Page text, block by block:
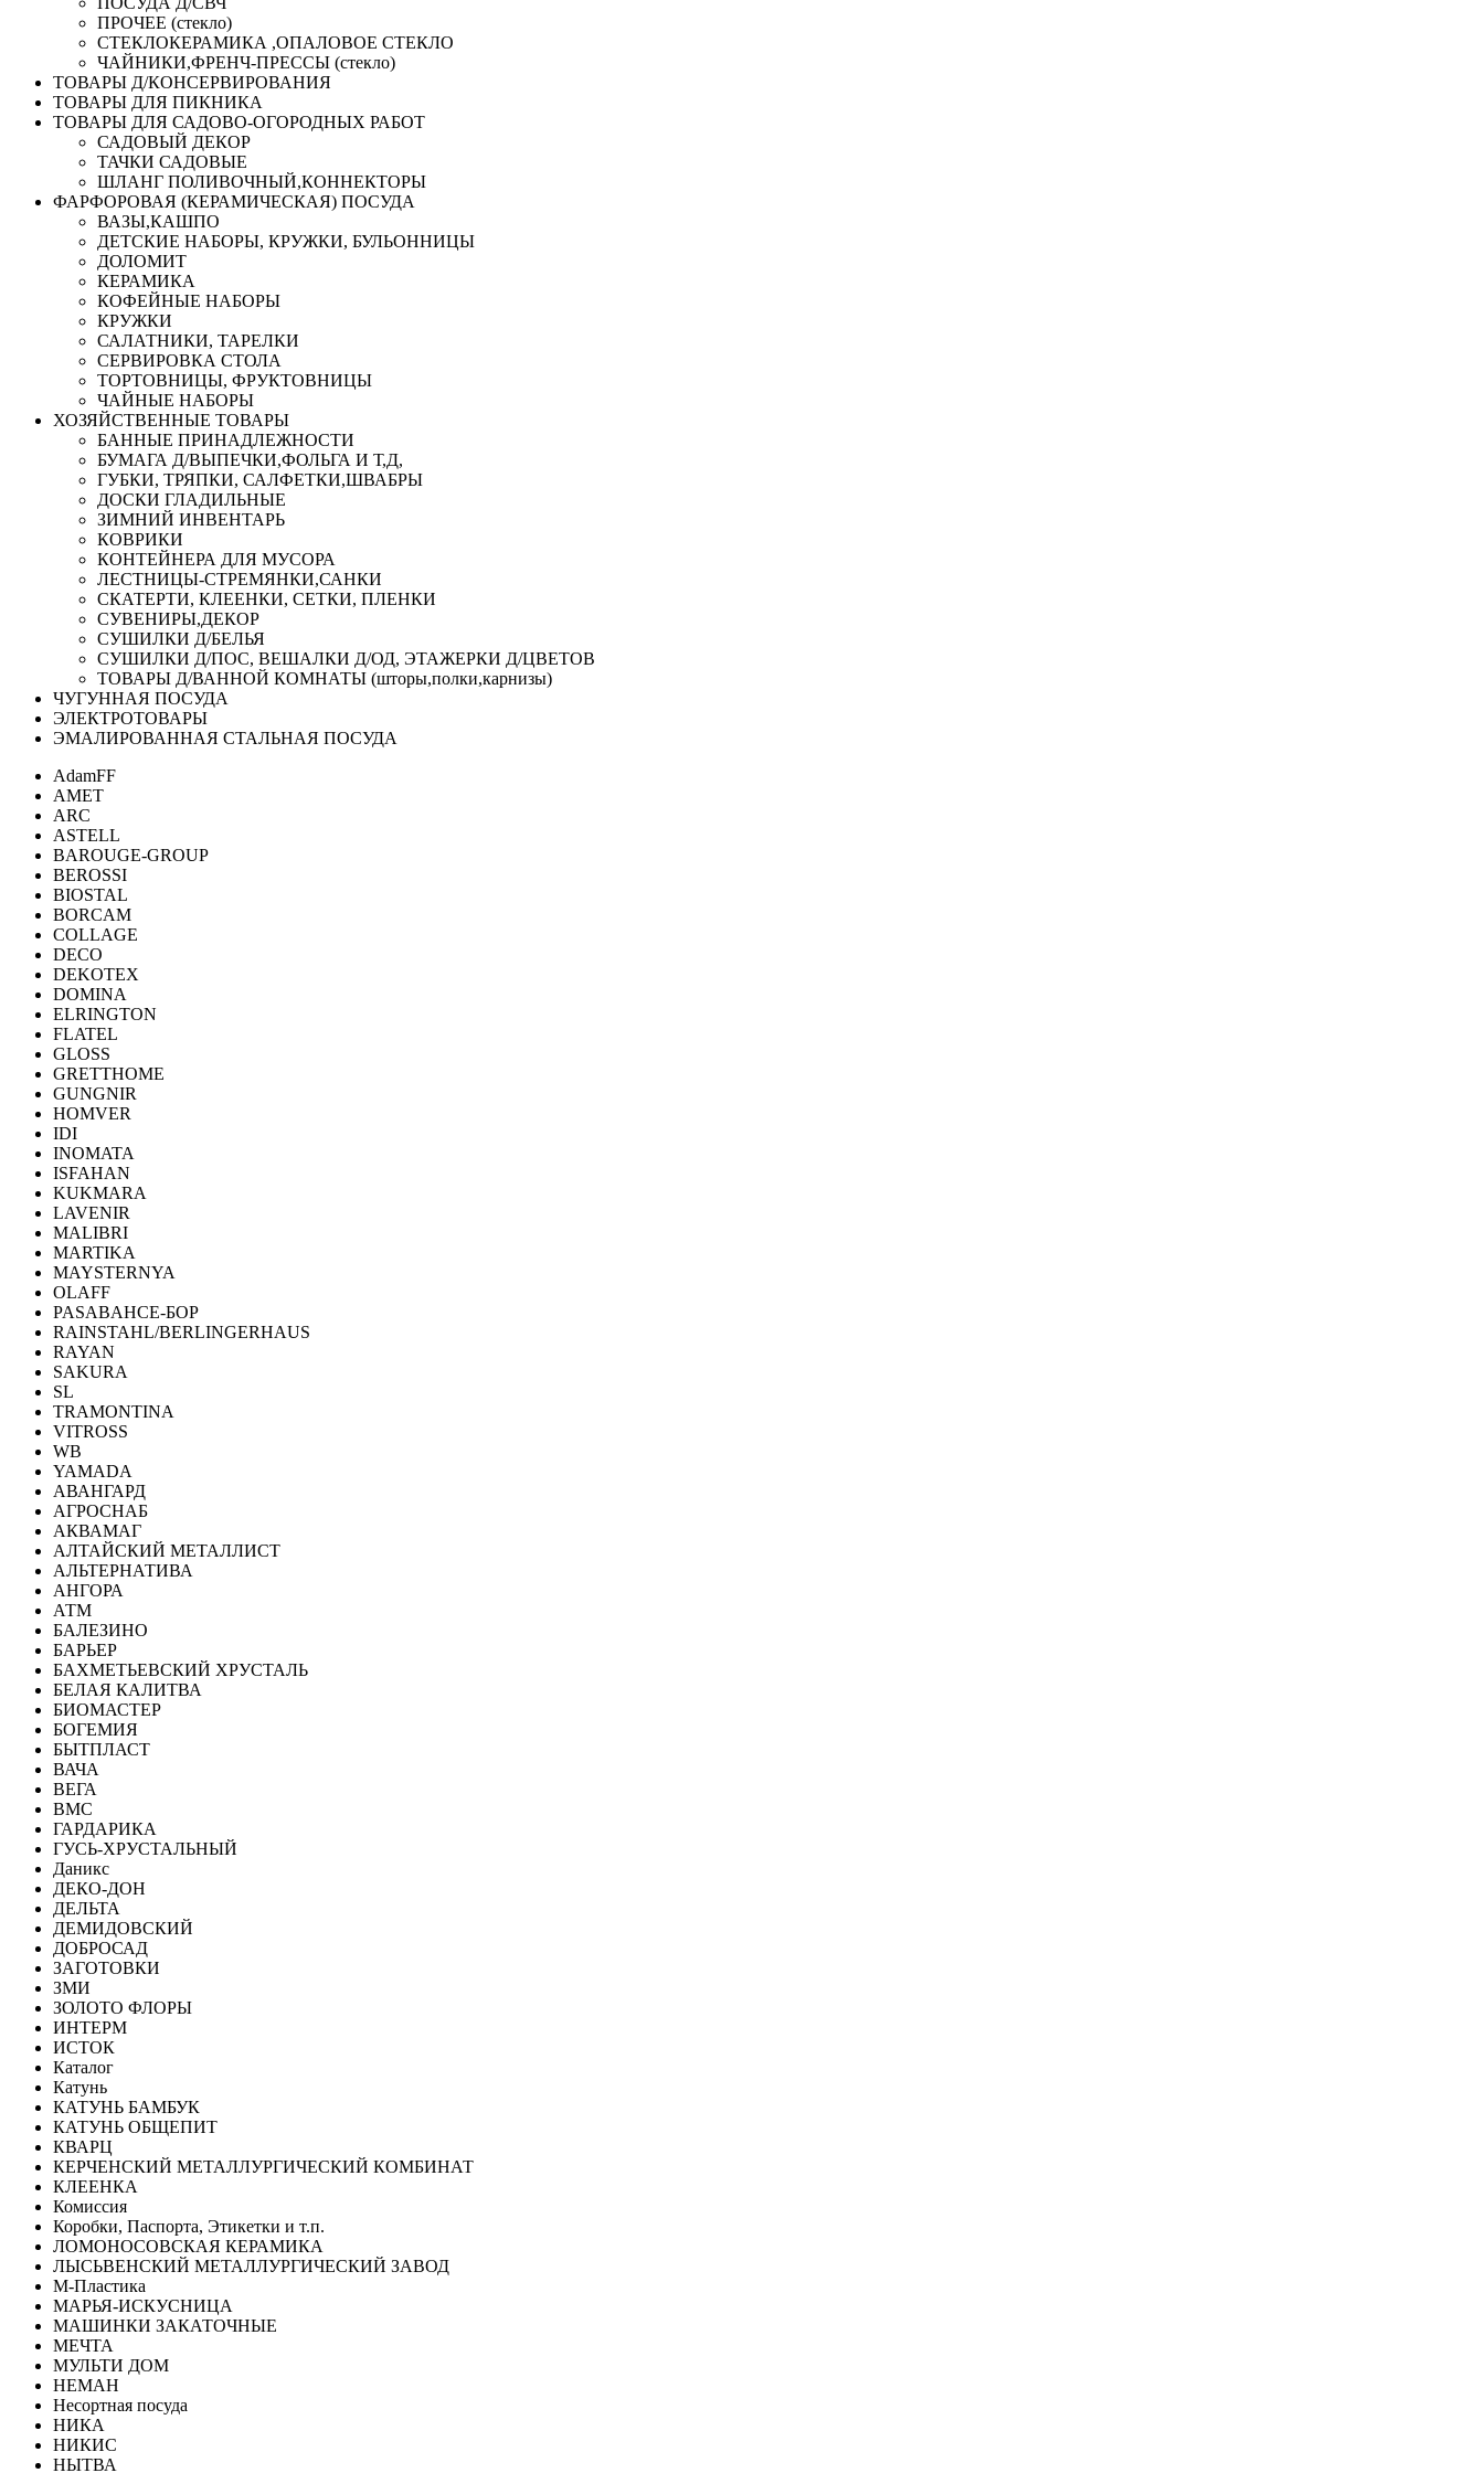
ПРОЧЕЕ (стекло)
СТЕКЛОКЕРАМИКА ,ОПАЛОВОЕ СТЕКЛО
ЧАЙНИКИ,ФРЕНЧ-ПРЕССЫ (стекло)
ТОВАРЫ Д/КОНСЕРВИРОВАНИЯ
ТОВАРЫ ДЛЯ ПИКНИКА
ТОВАРЫ ДЛЯ САДОВО-ОГОРОДНЫХ РАБОТ
САДОВЫЙ ДЕКОР
ТАЧКИ САДОВЫЕ
ШЛАНГ ПОЛИВОЧНЫЙ,КОННЕКТОРЫ
ФАРФОРОВАЯ (КЕРАМИЧЕСКАЯ) ПОСУДА
ВАЗЫ,КАШПО
ДЕТСКИЕ НАБОРЫ, КРУЖКИ, БУЛЬОННИЦЫ
ДОЛОМИТ
КЕРАМИКА
КОФЕЙНЫЕ НАБОРЫ
КРУЖКИ
САЛАТНИКИ, ТАРЕЛКИ
СЕРВИРОВКА СТОЛА
ТОРТОВНИЦЫ, ФРУКТОВНИЦЫ
ЧАЙНЫЕ НАБОРЫ
ХОЗЯЙСТВЕННЫЕ ТОВАРЫ
БАННЫЕ ПРИНАДЛЕЖНОСТИ
БУМАГА Д/ВЫПЕЧКИ,ФОЛЬГА И Т,Д,
ГУБКИ, ТРЯПКИ, САЛФЕТКИ,ШВАБРЫ
ДОСКИ ГЛАДИЛЬНЫЕ
ЗИМНИЙ ИНВЕНТАРЬ
КОВРИКИ
КОНТЕЙНЕРА ДЛЯ МУСОРА
ЛЕСТНИЦЫ-СТРЕМЯНКИ,САНКИ
СКАТЕРТИ, КЛЕЕНКИ, СЕТКИ, ПЛЕНКИ
СУВЕНИРЫ,ДЕКОР
СУШИЛКИ Д/БЕЛЬЯ
СУШИЛКИ Д/ПОС, ВЕШАЛКИ Д/ОД, ЭТАЖЕРКИ Д/ЦВЕТОВ
ТОВАРЫ Д/ВАННОЙ КОМНАТЫ (шторы,полки,карнизы)
ЧУГУННАЯ ПОСУДА
ЭЛЕКТРОТОВАРЫ
ЭМАЛИРОВАННАЯ СТАЛЬНАЯ ПОСУДА
AdamFF
AMET
ARC
ASTELL
BAROUGE-GROUP
BEROSSI
BIOSTAL
BORCAM
COLLAGE
DECO
DEKOTEX
DOMINA
ELRINGTON
FLATEL
GLOSS
GRETTHOME
GUNGNIR
HOMVER
IDI
INOMATA
ISFAHAN
KUKMARA
LAVENIR
MALIBRI
MARTIKA
MAYSTERNYA
OLAFF
PASABAHCE-БОР
RAINSTAHL/BERLINGERHAUS
RAYAN
SAKURA
SL
TRAMONTINA
VITROSS
WB
YAMADA
АВАНГАРД
АГРОСНАБ
АКВАМАГ
АЛТАЙСКИЙ МЕТАЛЛИСТ
АЛЬТЕРНАТИВА
АНГОРА
АТМ
БАЛЕЗИНО
БАРЬЕР
БАХМЕТЬЕВСКИЙ ХРУСТАЛЬ
БЕЛАЯ КАЛИТВА
БИОМАСТЕР
БОГЕМИЯ
БЫТПЛАСТ
ВАЧА
ВЕГА
ВМС
ГАРДАРИКА
ГУСЬ-ХРУСТАЛЬНЫЙ
Даникс
ДЕКО-ДОН
ДЕЛЬТА
ДЕМИДОВСКИЙ
ДОБРОСАД
ЗАГОТОВКИ
ЗМИ
ЗОЛОТО ФЛОРЫ
ИНТЕРМ
ИСТОК
Каталог
Катунь
КАТУНЬ БАМБУК
КАТУНЬ ОБЩЕПИТ
КВАРЦ
КЕРЧЕНСКИЙ МЕТАЛЛУРГИЧЕСКИЙ КОМБИНАТ
КЛЕЕНКА
Комиссия
Коробки, Паспорта, Этикетки и т.п.
ЛОМОНОСОВСКАЯ КЕРАМИКА
ЛЫСЬВЕНСКИЙ МЕТАЛЛУРГИЧЕСКИЙ ЗАВОД
М-Пластика
МАРЬЯ-ИСКУСНИЦА
МАШИНКИ ЗАКАТОЧНЫЕ
МЕЧТА
МУЛЬТИ ДОМ
НЕМАН
Несортная посуда
НИКА
НИКИС
НЫТВА